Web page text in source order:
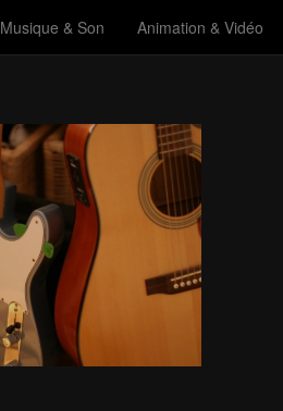
Musique & Son Animation & Vidéo